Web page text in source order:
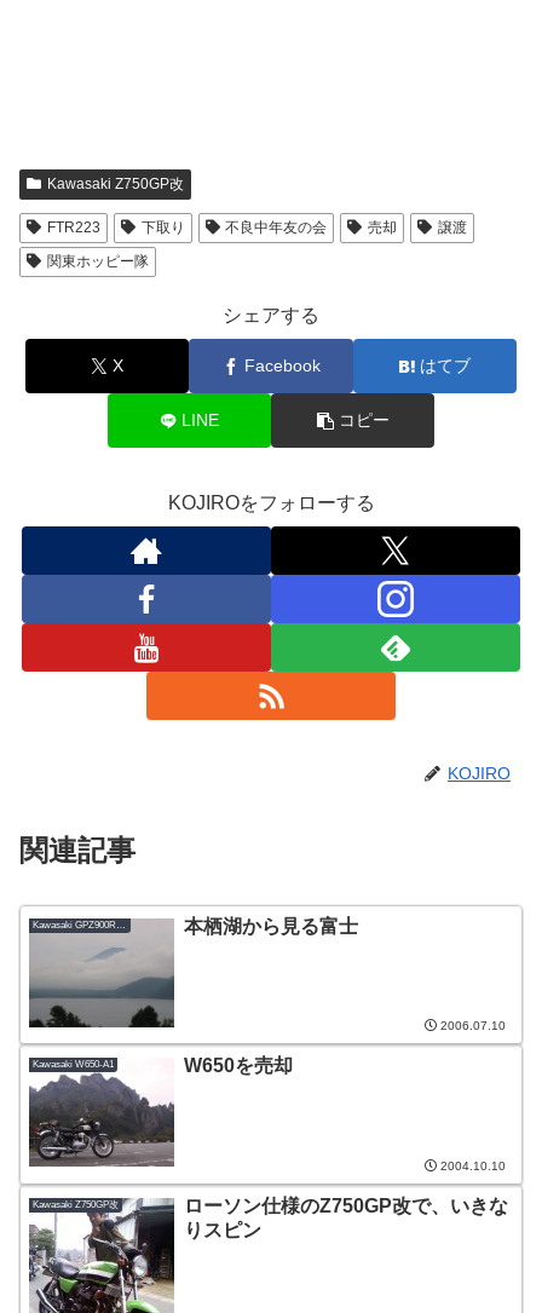
Kawasaki Z750GP改
FTR223 下取り 不良中年友の会 売却
譲渡
関東ホッピー隊
シェアする
X Facebook はてブ
LINE コピー
KOJIROをフォローする
KOJIRO
関連記事
Kawasaki GPZ900R-A1 本栖湖から見る富士
2006.07.10
Kawasaki W650-A1 W650を売却
2004.10.10
Kawasaki Z750GP改
ローソン仕様のZ750GP改で、いきな
りスピン